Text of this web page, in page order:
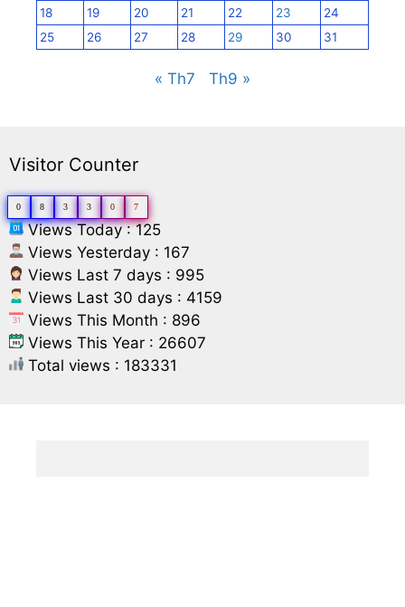
18
19 20 21 22 23
24
25
26 27 28 29 30 31
« Th7 Th9 »
Visitor Counter
0 8 3 3 0 7
Views Today : 125
Views Yesterday : 167
Views Last 7 days : 995
Views Last 30 days : 4159
Views This Month : 896
Views This Year : 26607
Total views : 183331